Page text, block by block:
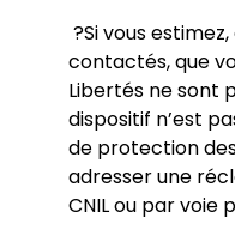
?Si vous
contactés, que
Libertés ne sont
dispositif n’est
de protection
adresser une
CNIL ou par voie